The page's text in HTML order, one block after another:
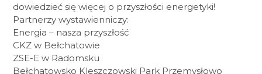
dowiedzieć się więcej o przyszłości energetyki!
Partnerzy wystawienniczy:
Energia – nasza przyszłość
CKZ w Bełchatowie
ZSE-E w Radomsku
Bełchatowsko Kleszczowski Park Przemysłowo